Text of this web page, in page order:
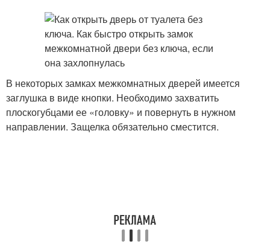
В некоторых замках межкомнатных дверей имеется
заглушка в виде кнопки. Необходимо захватить
плоскогубцами ее «головку» и повернуть в нужном
направлении. Защелка обязательно сместится.